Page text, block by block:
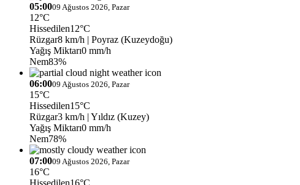
05:0009 Ağustos 2026, Pazar
12°C
Hissedilen12°C
Rüzgar8 km/h | Poyraz (Kuzeydoğu)
Yağış Miktarı0 mm/h
Nem83%
06:0009 Ağustos 2026, Pazar
15°C
Hissedilen15°C
Rüzgar3 km/h | Yıldız (Kuzey)
Yağış Miktarı0 mm/h
Nem78%
07:0009 Ağustos 2026, Pazar
16°C
Hissedilen16°C